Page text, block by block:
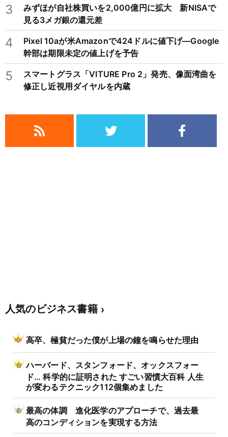
3
みずほが自社株買いを2,000億円に拡大 新NISAで
見る3メガ銀の還元差
4
Pixel 10aが米Amazonで424ドルに値下げ―Google
幹部は期限未定の値上げを予告
5
スマートグラス「VITURE Pro 2」発売、像面湾曲を
修正し近視用ダイヤルを内蔵
人気のビジネス書籍
高卒、極貧だった僕が上場の鐘を鳴らせた理由
ハーバード、スタンフォード、オックスフォー
ド… 科学的に証明された すごい習慣大百科 人生
が変わるテクニック112個集めました
最高の体調 進化医学のアプローチで、過去最
高のコンディションを実現する方法